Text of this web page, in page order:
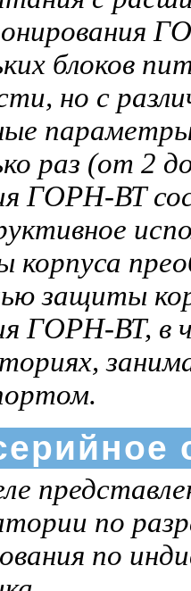
блоков
но с
раз (от 2
ГОРН-ВТ
корпуса
защиты
ГОРН-ВТ, в
по
по